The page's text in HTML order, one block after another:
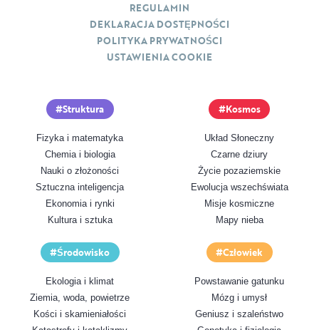
Struktura
Fizyka i matematyka
Chemia i biologia
Nauki o złożoności
Sztuczna inteligencja
Ekonomia i rynki
Kultura i sztuka
Kosmos
Układ Słoneczny
Czarne dziury
Życie pozaziemskie
Ewolucja wszechświata
Misje kosmiczne
Mapy nieba
Środowisko
Ekologia i klimat
Ziemia, woda, powietrze
Kości i skamieniałości
Człowiek
Powstawanie gatunku
Mózg i umysł
Geniusz i szaleństwo
REGULAMIN
DEKLARACJA DOSTĘPNOŚCI
POLITYKA PRYWATNOŚCI
USTAWIENIA COOKIE